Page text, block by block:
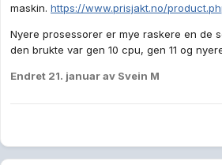
maskin. https://www.prisjakt.no/
Nyere prosessorer er mye raskere en de
den brukte var gen 10 cpu, gen 11 og
Endret 21. januarav Svein M